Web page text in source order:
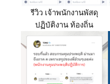
รีวิว เจ้าพนักงานพัสดุ
ปฏิบัติงาน ท้องถิ่น